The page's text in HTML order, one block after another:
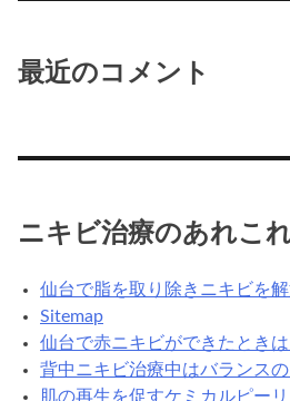
最近のコメント
ニキビ治療のあれこ
仙台で脂を取り除きニキビを
Sitemap
仙台で赤ニキビができたとき
背中ニキビ治療中はバランス
肌の再生を促すケミカルピー